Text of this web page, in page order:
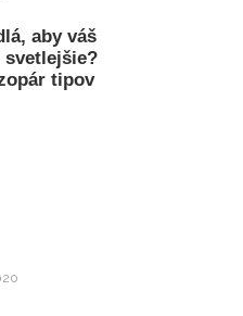
aby váš
svetlejšie?
tipov